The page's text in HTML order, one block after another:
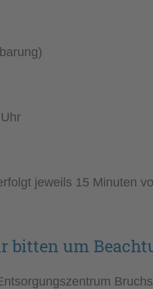
jeweils 15 Minuten
bitten um